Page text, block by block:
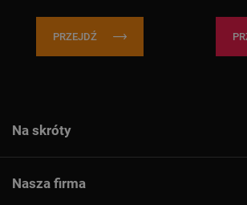
PRZEJDŹ
Na skróty
Nasza firma